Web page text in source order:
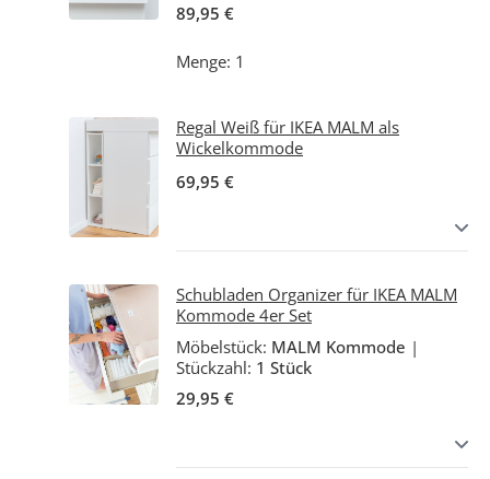
89,95 €
Menge: 1
Regal Weiß für IKEA MALM als
Wickelkommode
69,95 €
Schubladen Organizer für IKEA MALM
Kommode 4er Set
Möbelstück: MALM Kommode |
Stückzahl: 1 Stück
29,95 €